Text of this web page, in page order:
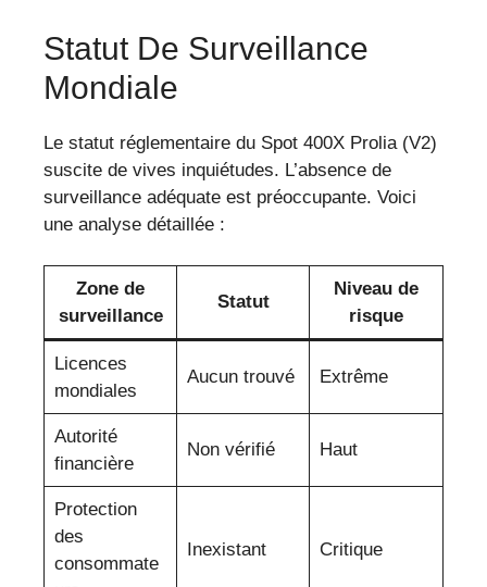
Statut De Surveillance
Mondiale
Le statut réglementaire du Spot 400X Prolia (V2)
suscite de vives inquiétudes. L’absence de
surveillance adéquate est préoccupante. Voici
une analyse détaillée :
Zone de
surveillance
Statut
Niveau de
risque
Licences
mondiales
Aucun trouvé Extrême
Autorité
financière
Non vérifié Haut
Protection
des
consommate
Inexistant Critique